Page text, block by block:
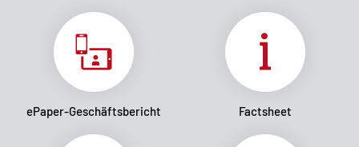
ePaper-Geschäftsbericht Factsheet